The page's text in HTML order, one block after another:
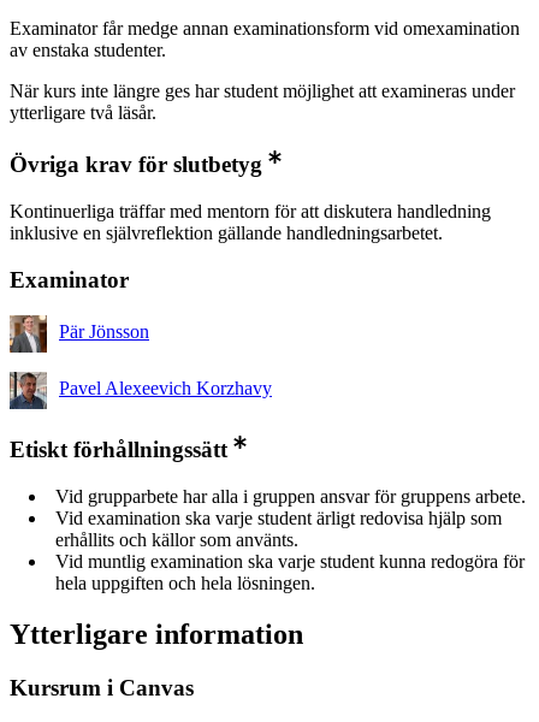
Examinator får medge annan examinationsform vid omexamination
av enstaka studenter.
När kurs inte längre ges har student möjlighet att examineras under
ytterligare två läsår.
Övriga krav för slutbetyg
Kontinuerliga träffar med mentorn för att diskutera handledning
inklusive en självreflektion gällande handledningsarbetet.
Examinator
Pär Jönsson
Pavel Alexeevich Korzhavy
Etiskt förhållningssätt
Vid grupparbete har alla i gruppen ansvar för gruppens arbete.
Vid examination ska varje student ärligt redovisa hjälp som
erhållits och källor som använts.
Vid muntlig examination ska varje student kunna redogöra för
hela uppgiften och hela lösningen.
Ytterligare information
Kursrum i Canvas